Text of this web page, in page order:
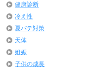
健康診断
冷え性
夏バテ対策
天体
姙娠
子供の成長